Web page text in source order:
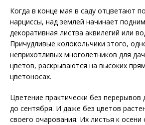
Когда в конце мая в саду отцветают
нарциссы, над землей начинает
декоративная листва аквилегий или
Причудливые колокольчики этого,
неприхотливых многолетников для
цветов, раскрываются на высоких
цветоносах.
Цветение практически без перерывов
до сентября. И даже без цветов
своего очарования. Их листья к